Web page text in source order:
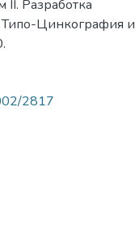
II. Разработка
Типо-Цинкография и
2817